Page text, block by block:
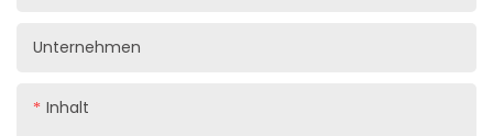
Unternehmen
Inhalt